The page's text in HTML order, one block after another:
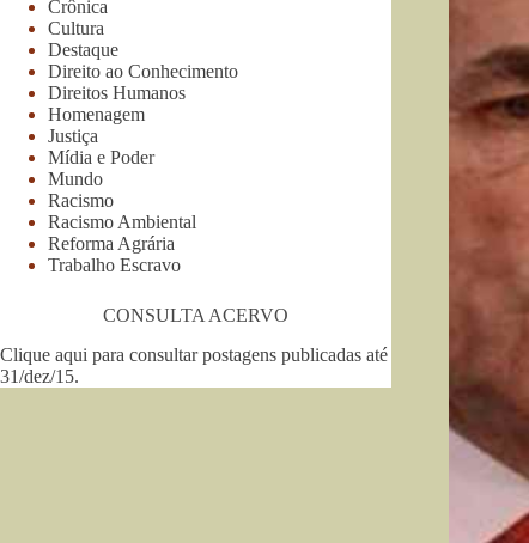
Crônica
Cultura
Destaque
Direito ao Conhecimento
Direitos Humanos
Homenagem
Justiça
Mídia e Poder
Mundo
Racismo
Racismo Ambiental
Reforma Agrária
Trabalho Escravo
CONSULTA ACERVO
Clique aqui para consultar postagens publicadas até
31/dez/15.